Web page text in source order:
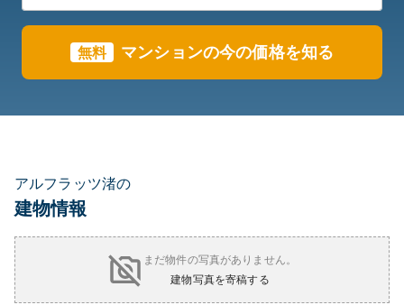
無料 マンションの今の価格を知る
アルフラッツ渚の
建物情報
まだ物件の写真がありません。
建物写真を寄稿する